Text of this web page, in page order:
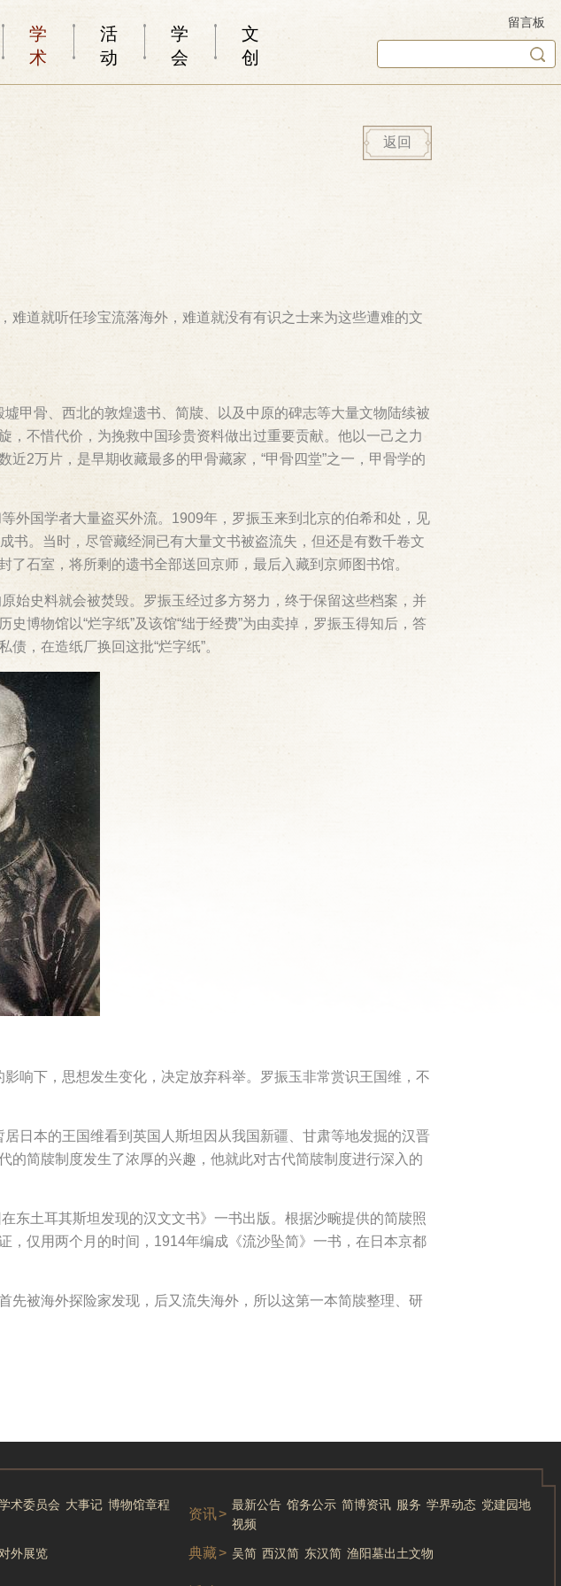
学
术
活
动
学
会
文
创
留言板
返回
道就听任珍宝流落海外，难道就没有有识之士来为这些遭难的文
甲骨、西北的敦煌遗书、简牍、以及中原的碑志等大量文物陆续被
不惜代价，为挽救中国珍贵资料做出过重要贡献。他以一己之力
2万片，是早期收藏最多的甲骨藏家，“甲骨四堂”之一，甲骨学的
外国学者大量盗买外流。1909年，罗振玉来到北京的伯希和处，见
书。当时，尽管藏经洞已有大量文书被盗流失，但还是有数千卷文
石室，将所剩的遗书全部送回京师，最后入藏到京师图书馆。
始史料就会被焚毁。罗振玉经过多方努力，终于保留这些档案，并
博物馆以“烂字纸”及该馆“绌于经费”为由卖掉，罗振玉得知后，答
，在造纸厂换回这批“烂字纸”。
响下，思想发生变化，决定放弃科举。罗振玉非常赏识王国维，不
日本的王国维看到英国人斯坦因从我国新疆、甘肃等地发掘的汉晋
简牍制度发生了浓厚的兴趣，他就此对古代简牍制度进行深入的
东土耳其斯坦发现的汉文文书》一书出版。根据沙畹提供的简牍照
，仅用两个月的时间，1914年编成《流沙坠简》一书，在日本京都
先被海外探险家发现，后又流失海外，所以这第一本简牍整理、研
术委员会 大事记 博物馆章程
资讯 >
最新公告 馆务公示 简博资讯 服务 学界动态 党建园地
视频
对外展览 典藏 > 吴简 西汉简 东汉简 渔阳墓出土文物